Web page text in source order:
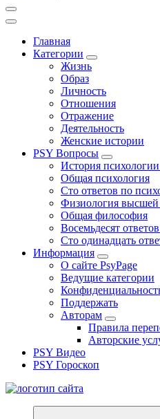
Главная
Категории
Жизнь
Образ
Личность
Отношения
Отражение
Деятельность
Женские истории
PSY Вопросы
История
Общая психология
Сто ответов по
Физиология высшей
Общая философия
Восемьдесят
Сто одинадцать
Информация
О сайте PsyPage
Ведущие категории
Поддержать
Авторам
Правила
Авторские
PSY Видео
PSY Гороскоп
Все самое интересное,